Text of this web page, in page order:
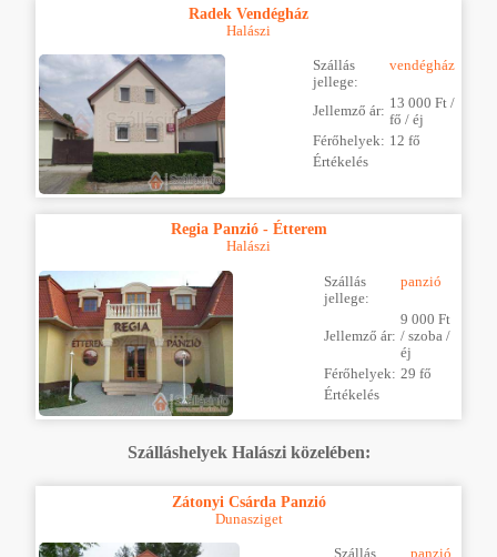
Radek Vendégház
Halászi
Szállás
jellege:
vendégház
Jellemző ár: 13 000 Ft /
fő / éj
Férőhelyek: 12 fő
Értékelés
Regia Panzió - Étterem
Halászi
Szállás
jellege:
panzió
Jellemző ár:
9 000 Ft
/ szoba /
éj
Férőhelyek: 29 fő
Értékelés
Szálláshelyek Halászi közelében:
Zátonyi Csárda Panzió
Dunasziget
Szállás
panzió